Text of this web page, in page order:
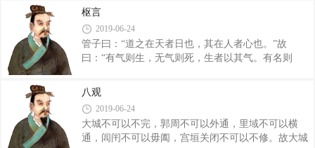
仓廪实而囹圄空，贤人进而奸民退，其君子上中正而
下谄谀。其士民贵武勇而贱得利。其庶人好耕
乃大行，毒而无怒，怨而无言，欲而无谋。大揆度
仪，若觉卧，若晦明，若敖之在尧也。毋访于佞，毋
蓄于谄，毋育于凶，毋监于谗，不正广其荒，不用其
区区，鸟飞准绳，讂充末衡，易政利民，毋犯其凶，
毋迩其求，而远其忧；高为其居，危颠莫之救。可浅
地不一利；人不一事，可正而视；定而履，深而□，
夫天地一险一易，若鼓之有楟，擿挡则击。天地
枢言
2019-06-24
管子曰：“道之在天者日也，其在人者心也。”故
曰：“有气则生，无气则死，生者以其气。有名则
益之安之。”四者道之出。 帝王者用之而天下治
矣。帝王者，审所先所后，先民与地，则得矣。先贵
与骄，则失矣。是故先王慎贵在所先所后。人主不可
以不慎贵，不可以不慎民，不可以不慎富，慎贵在举
贤，慎民在置官，慎富在务地。故人主之卑尊轻重，
八观
2019-06-24
大城不可以不完，郭周不可以外通，里域不可以横
通，闾闬不可以毋阖，宫垣关闭不可以不修。故大城